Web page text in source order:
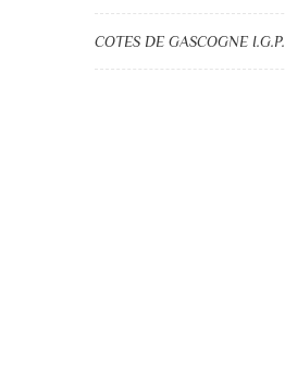
COTES DE GASCOGNE I.G.P.